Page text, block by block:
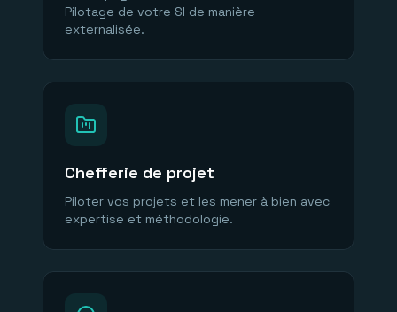
Pilotage de votre SI de manière
externalisée.
Chefferie de projet
Piloter vos projets et les mener à bien avec
expertise et méthodologie.